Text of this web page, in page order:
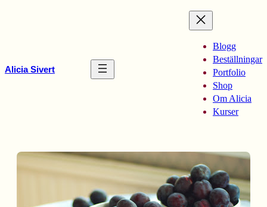
Alicia Sivert
Blogg
Beställningar
Portfolio
Shop
Om Alicia
Kurser